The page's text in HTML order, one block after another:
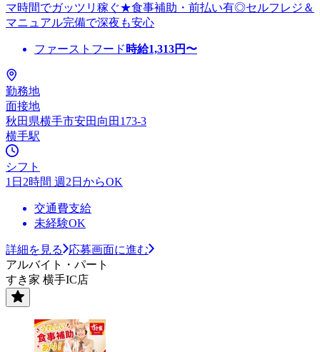
マ時間でガッツリ稼ぐ★食事補助・前払い有◎セルフレジ＆
マニュアル完備で深夜も安心
ファーストフード 時給1,313円〜
勤務地
面接地
秋田県横手市安田向田173-3
横手駅
シフト
1日2時間 週2日からOK
交通費支給
未経験OK
詳細を見る
応募画面に進む
アルバイト・パート
すき家 横手IC店